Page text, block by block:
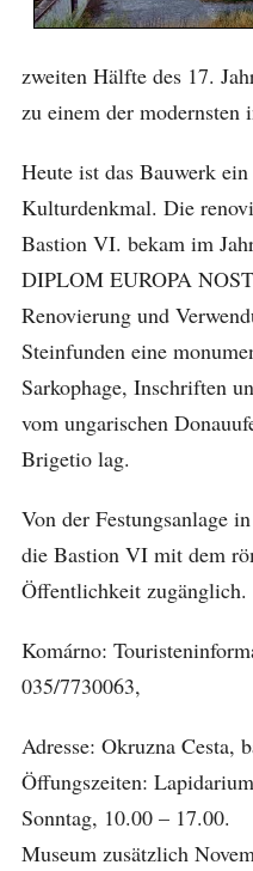
zweiten Hälfte des 17.
zu einem der modernsten
Heute ist das Bauwerk
Kulturdenkmal. Die
Bastion VI. bekam im
DIPLOM EUROPA
Renovierung und
Steinfunden eine
Sarkophage, Inschriften
vom ungarischen
Brigetio lag.
Von der Festungsanlage
die Bastion VI mit dem
Öffentlichkeit zugänglich.
Komárno:
035/7730063,
Adresse: Okruzna Cesta,
Öffungszeiten:
Sonntag, 10.00 – 17.00.
Museum zusätzlich